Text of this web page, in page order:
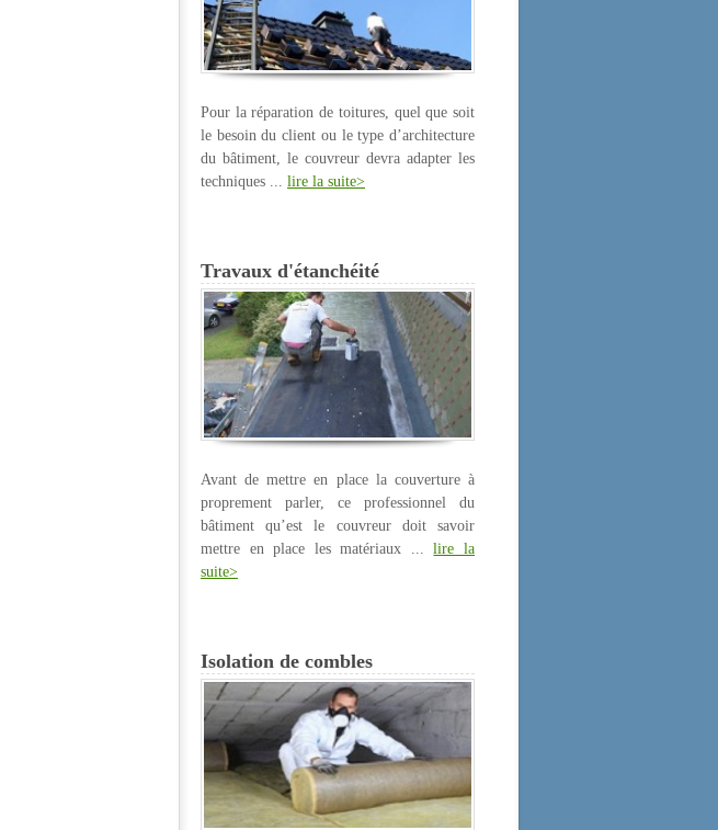
Pour la réparation de toitures, quel que soit
le besoin du client ou le type d’architecture
du bâtiment, le couvreur devra adapter les
techniques ... lire la suite>
Travaux d'étanchéité
Avant de mettre en place la couverture à
proprement parler, ce professionnel du
bâtiment qu’est le couvreur doit savoir
mettre en place les matériaux ...lire la
suite>
Isolation de combles